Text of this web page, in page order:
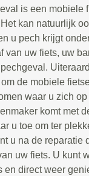
is een mobiele
kan natuurlijk
u pech krijgt
van uw fiets, uw
de mobiele
waar u zich
komt met
u toe om ter
u na de reparatie
uw fiets. U kunt
en direct weer